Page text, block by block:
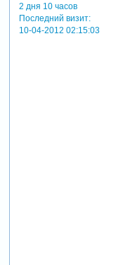
2 дня 10 часов
Последний визит:
10-04-2012 02:15:03